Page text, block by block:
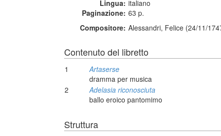
Lingua: italiano
Paginazione: 63 p.
Compositore: Alessandri, Felice (24/11/
Contenuto del libretto
1
Artaserse
dramma per musica
2
Adelasia riconosciuta
ballo eroico pantomimo
Struttura